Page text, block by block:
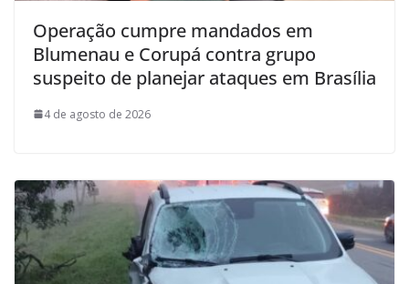
Operação cumpre mandados em
Blumenau e Corupá contra grupo
suspeito de planejar ataques em Brasília
4 de agosto de 2026